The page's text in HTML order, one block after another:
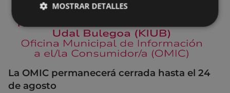
La OMIC permanecerá cerrada hasta el 24
de agosto
MOSTRAR DETALLES